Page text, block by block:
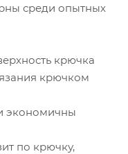
среди опытных
крючка
крючком
экономичны
по крючку,